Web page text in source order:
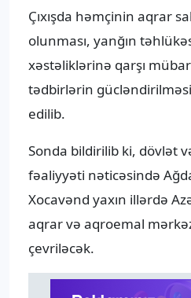
Çıxışda həmçinin aqrar
olunması, yanğın
xəstəliklərinə qarşı
tədbirlərin
edilib.
Sonda bildirilib ki, dövlət
fəaliyyəti nəticəsində
Xocavənd yaxın illərdə
aqrar və aqroemal
çevriləcək.